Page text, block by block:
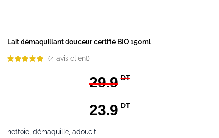
Lait démaquillant douceur certifié BIO 150ml
(4 avis client)
DT
29.9
DT
23.9
nettoie, démaquille, adoucit